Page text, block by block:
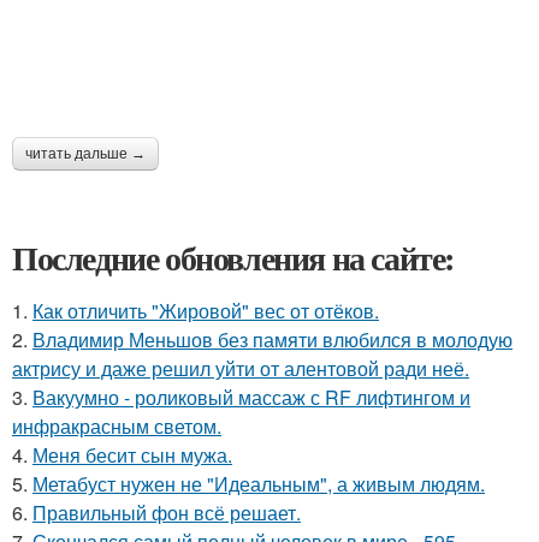
читать дальше →
Последние обновления на сайте:
1. Как отличить "Жировой" вес от отёков.
2. Владимир Меньшов без памяти влюбился в молодую
актрису и даже решил уйти от алентовой ради неё.
3. Вакуумно - роликовый массаж с RF лифтингом и
инфракрасным светом.
4. Меня бесит сын мужа.
5. Метабуст нужен не "Идеальным", а живым людям.
6. Правильный фон всё решает.